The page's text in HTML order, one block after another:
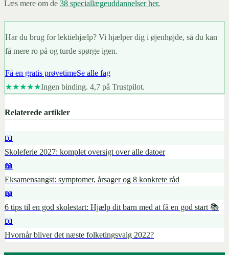
Læs mere om de 38 speciallægeuddannelser her.
Har du brug for lektiehjælp? Vi hjælper dig i øjenhøjde, så du kan
få mere ro på og turde spørge igen.
Få en gratis prøvetimeSe alle fag
★★★★★Ingen binding. 4,7 på Trustpilot.
Relaterede artikler
📖
Skoleferie 2027: komplet oversigt over alle datoer
📖
Eksamensangst: symptomer, årsager og 8 konkrete råd
📖
6 tips til en god skolestart: Hjælp dit barn med at få en god start 📚
📖
Hvornår bliver det næste folketingsvalg 2022?